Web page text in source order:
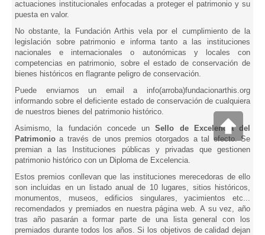
actuaciones institucionales enfocadas a proteger el patrimonio y su
puesta en valor.
No obstante, la Fundación Arthis vela por el cumplimiento de la
legislación sobre patrimonio e informa tanto a las instituciones
nacionales e internacionales o autonómicas y locales con
competencias en patrimonio, sobre el estado de conservación de
bienes históricos en flagrante peligro de conservación.
Puede enviarnos un email a info(arroba)fundacionarthis.org
informando sobre el deficiente estado de conservación de cualquiera
de nuestros bienes del patrimonio histórico.
Asimismo, la fundación concede unSello de Excelencia del
Patrimonio a través de unos premios otorgados a tal efecto. Se
premian a las Instituciones públicas y privadas que gestionen
patrimonio histórico con un Diploma de Excelencia.
Estos premios conllevan que las instituciones merecedoras de ello
son incluidas en un listado anual de 10 lugares, sitios históricos,
monumentos, museos, edificios singulares, yacimientos etc...
recomendados y premiados en nuestra página web. A su vez, año
tras año pasarán a formar parte de una lista general con los
premiados durante todos los años. Si los objetivos de calidad dejan